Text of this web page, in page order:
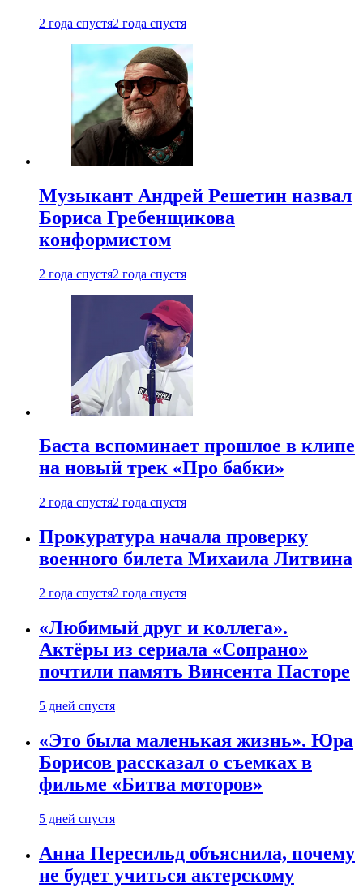
2 года спустя2 года спустя
Музыкант Андрей Решетин назвал
Бориса Гребенщикова
конформистом
2 года спустя2 года спустя
Баста вспоминает прошлое в клипе
на новый трек «Про бабки»
2 года спустя2 года спустя
Прокуратура начала проверку
военного билета Михаила Литвина
2 года спустя2 года спустя
«Любимый друг и коллега».
Актёры из сериала «Сопрано»
почтили память Винсента Пасторе
5 дней спустя
«Это была маленькая жизнь». Юра
Борисов рассказал о съемках в
фильме «Битва моторов»
5 дней спустя
Анна Пересильд объяснила, почему
не будет учиться актерскому